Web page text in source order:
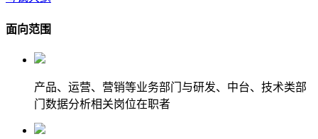
面向范围
产品、运营、营销等业务部门与研发、中台、技术类部
门数据分析相关岗位在职者